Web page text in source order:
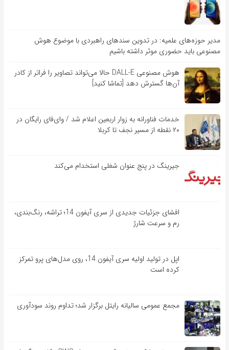
مدیر حوزه‌های علمیه: در تدوین سندهای راهبردی با موضوع هوش
مصنوعی باید حضوری موثر داشته باشیم
هوش مصنوعی DALL-E حالا می‌تواند تصاویر را فراتر از کادر
آن‌ها گسترش دهد [تماشا کنید]
خدمات فناورانه به زوار اربعین اعلام شد / وای‌فای رایگان در
۲۰ نقطه از مسیر نجف تا کربلا
جیرینگ در پنج عنوان شغلی استخدام می‌کند
افشای جزئیات جدیدی از سری آیفون 14؛ تراشه، رنگ‌بندی،
رم و سرعت شارژ
اپل در تولید اولیه سری آیفون 14، روی مدل‌های پرو تمرکز
کرده است
مجمع عمومی سالیانه رایتل برگزار شد؛ تداوم روند سودآوری